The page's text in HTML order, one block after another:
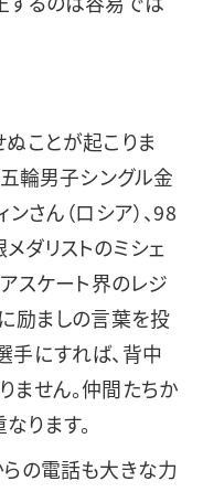
ことが起こりま
輪男子シングル金
さん（ロシア）、98
ダリストのミシェ
アスケート界のレジ
励ましの言葉を投
手にすれば、背中
ません。仲間たちか
ります。
の電話も大きな力